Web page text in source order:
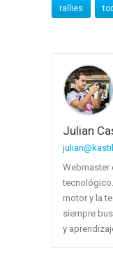
rallies
Julian
Webmaster
motor y la
siempre
y